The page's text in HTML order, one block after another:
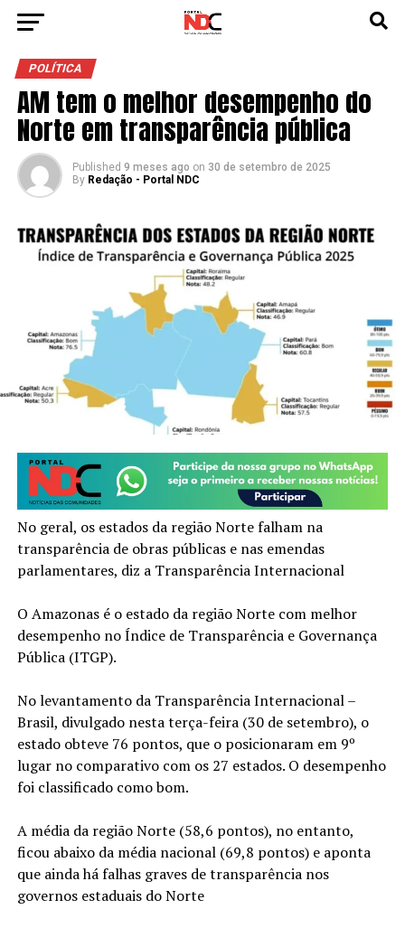
POLÍTICA
AM tem o melhor desempenho do
Norte em transparência pública
Published 9 meses ago on 30 de setembro de 2025
By Redação - Portal NDC
No geral, os estados da região Norte falham na
transparência de obras públicas e nas emendas
parlamentares, diz a Transparência Internacional
O Amazonas é o estado da região Norte com melhor
desempenho no Índice de Transparência e Governança
Pública (ITGP).
No levantamento da Transparência Internacional –
Brasil, divulgado nesta terça-feira (30 de setembro), o
estado obteve 76 pontos, que o posicionaram em 9º
lugar no comparativo com os 27 estados. O desempenho
foi classificado como bom.
A média da região Norte (58,6 pontos), no entanto,
ficou abaixo da média nacional (69,8 pontos) e aponta
que ainda há falhas graves de transparência nos
governos estaduais do Norte